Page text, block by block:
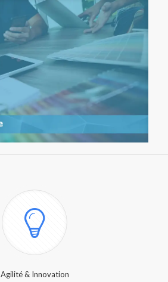
Agilité & Innovation